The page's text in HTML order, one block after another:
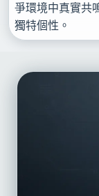
爭環境中真實共
獨特個性。